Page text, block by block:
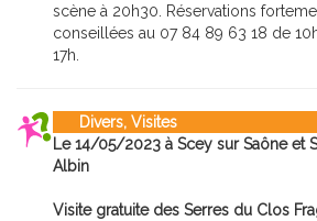
scène à 20h30. Réservations
conseillées au 07 84 89 63 18 de
17h.
Divers, Visites
Le 14/05/2023 à Scey sur Saône et
Albin
Visite gratuite des Serres du Clos